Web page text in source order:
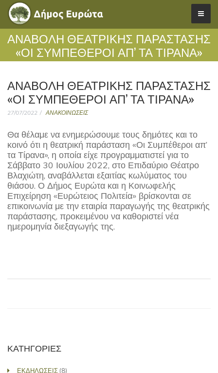
ΑΝΑΒΟΛΗ ΘΕΑΤΡΙΚΗΣ ΠΑΡΑΣΤΑΣΗΣ
«ΟΙ ΣΥΜΠΕΘΕΡΟΙ ΑΠ’ ΤΑ ΤΙΡΑΝΑ»
ΑΝΑΒΟΛΗ ΘΕΑΤΡΙΚΗΣ ΠΑΡΑΣΤΑΣΗΣ
«ΟΙ ΣΥΜΠΕΘΕΡΟΙ ΑΠ’ ΤΑ ΤΙΡΑΝΑ»
27/07/2022 ΑΝΑΚΟΙΝΩΣΕΙΣ
Θα θέλαμε να ενημερώσουμε τους δημότες και το
κοινό ότι η θεατρική παράσταση «Οι Συμπέθεροι απ’
τα Τίρανα», η οποία είχε προγραμματιστεί για το
Σάββατο 30 Ιουλίου 2022, στο Επιδαύριο Θέατρο
Βλαχιώτη, αναβάλλεται εξαιτίας κωλύματος του
θιάσου. Ο Δήμος Ευρώτα και η Κοινωφελής
Επιχείρηση «Ευρώτειος Πολιτεία» βρίσκονται σε
επικοινωνία με την εταιρία παραγωγής της θεατρικής
παράστασης, προκειμένου να καθοριστεί νέα
ημερομηνία διεξαγωγής της.
ΚΑΤΗΓΟΡΙΕΣ
ΕΚΔΗΛΩΣΕΙΣ (8)